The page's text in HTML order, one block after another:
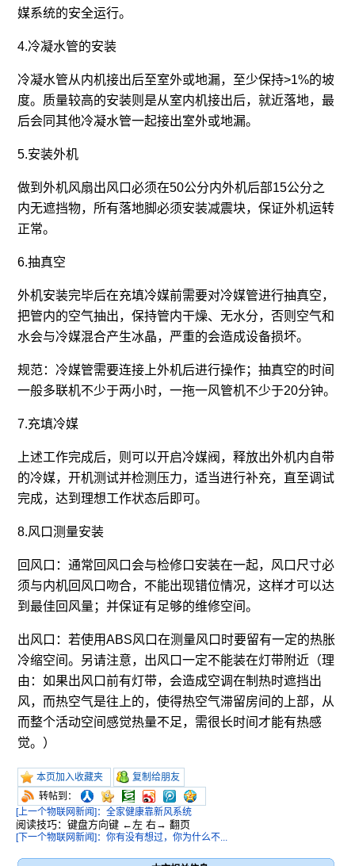
媒系统的安全运行。
4.冷凝水管的安装
冷凝水管从内机接出后至室外或地漏，至少保持>1%的坡
度。质量较高的安装则是从室内机接出后，就近落地，最
后会同其他冷凝水管一起接出室外或地漏。
5.安装外机
做到外机风扇出风口必须在50公分内外机后部15公分之
内无遮挡物，所有落地脚必须安装减震块，保证外机运转
正常。
6.抽真空
外机安装完毕后在充填冷媒前需要对冷媒管进行抽真空，
把管内的空气抽出，保持管内干燥、无水分，否则空气和
水会与冷媒混合产生冰晶，严重的会造成设备损坏。
规范：冷媒管需要连接上外机后进行操作；抽真空的时间
一般多联机不少于两小时，一拖一风管机不少于20分钟。
7.充填冷媒
上述工作完成后，则可以开启冷媒阀，释放出外机内自带
的冷媒，开机测试并检测压力，适当进行补充，直至调试
完成，达到理想工作状态后即可。
8.风口测量安装
回风口：通常回风口会与检修口安装在一起，风口尺寸必
须与内机回风口吻合，不能出现错位情况，这样才可以达
到最佳回风量；并保证有足够的维修空间。
出风口：若使用ABS风口在测量风口时要留有一定的热胀
冷缩空间。另请注意，出风口一定不能装在灯带附近（理
由：如果出风口前有灯带，会造成空调在制热时遮挡出
风，而热空气是往上的，使得热空气滞留房间的上部，从
而整个活动空间感觉热量不足，需很长时间才能有热感
觉。）
本页加入收藏夹
复制给朋友
转帖到：
[上一个物联网新闻]：全家健康靠新风系统
阅读技巧：键盘方向键 ←左 右→ 翻页
[下一个物联网新闻]：你有没有想过，你为什么不...